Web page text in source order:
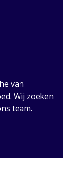
van
Wij zoeken
team.